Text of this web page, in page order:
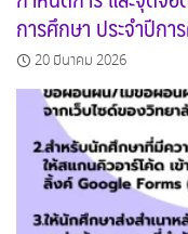
การศึกษา ประจำปีก
20 มีนาคม 2026